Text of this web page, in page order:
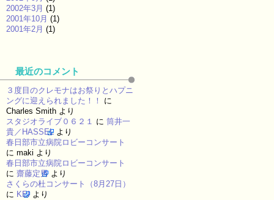
2002年3月 (1)
2001年10月 (1)
2001年2月 (1)
最近のコメント
３度目のクレモナはお祭りとハプニ
ングに迎えられました！！
に
Charles Smith より
スタジオライブ０６２１ に 筒井一
貴／HASSEL より
春日部市立病院ロビーコンサート
に maki より
春日部市立病院ロビーコンサート
に 齋藤定男 より
さくらの杜コンサート（8月27日）
に KEI より